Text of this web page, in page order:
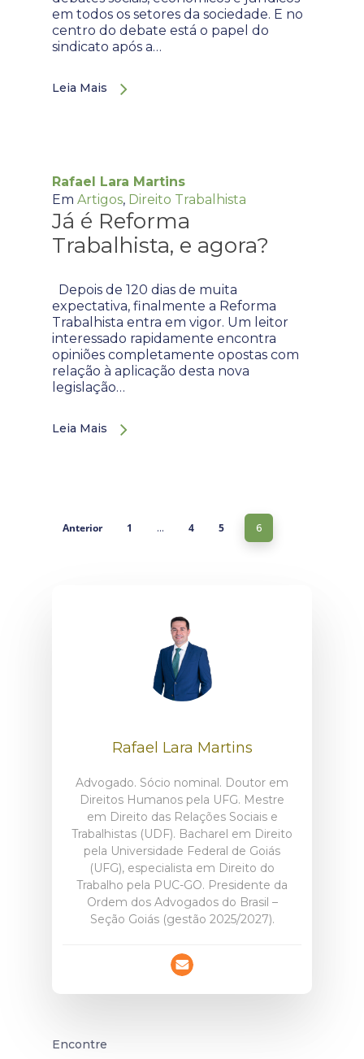
em todos os setores da sociedade. E no
centro do debate está o papel do
sindicato após a…
Leia Mais
Rafael Lara Martins
Em Artigos, Direito Trabalhista
Já é Reforma
Trabalhista, e agora?
Depois de 120 dias de muita
expectativa, finalmente a Reforma
Trabalhista entra em vigor. Um leitor
interessado rapidamente encontra
opiniões completamente opostas com
relação à aplicação desta nova
legislação…
Leia Mais
Anterior 1 … 4 5 6
Rafael Lara Martins
Advogado. Sócio nominal. Doutor em
Direitos Humanos pela UFG. Mestre
em Direito das Relações Sociais e
Trabalhistas (UDF). Bacharel em Direito
pela Universidade Federal de Goiás
(UFG), especialista em Direito do
Trabalho pela PUC-GO. Presidente da
Ordem dos Advogados do Brasil –
Seção Goiás (gestão 2025/2027).
Encontre